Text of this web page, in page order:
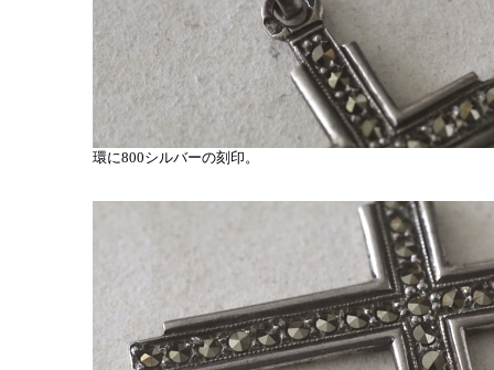
環に800シルバーの刻印。